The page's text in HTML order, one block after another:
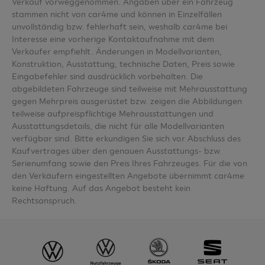
Verkauf vorweggenommen. Angaben über ein Fahrzeug
stammen nicht von car4me und können in Einzelfällen
unvollständig bzw. fehlerhaft sein, weshalb car4me bei
Interesse eine vorherige Kontaktaufnahme mit dem
Verkäufer empfiehlt. Änderungen in Modellvarianten,
Konstruktion, Ausstattung, technische Daten, Preis sowie
Eingabefehler sind ausdrücklich vorbehalten. Die
abgebildeten Fahrzeuge sind teilweise mit Mehrausstattung
gegen Mehrpreis ausgerüstet bzw. zeigen die Abbildungen
teilweise aufpreispflichtige Mehrausstattungen und
Ausstattungsdetails, die nicht für alle Modellvarianten
verfügbar sind. Bitte erkundigen Sie sich vor Abschluss des
Kaufvertrages über den genauen Ausstattungs- bzw.
Serienumfang sowie den Preis Ihres Fahrzeuges. Für die von
den Verkäufern eingestellten Angebote übernimmt car4me
keine Haftung. Auf das Angebot besteht kein
Rechtsanspruch.